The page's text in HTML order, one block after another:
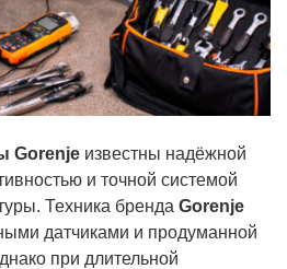
Gorenje известны надёжной
и точной системой
Техника бренда Gorenje
датчиками и продуманной
при длительной